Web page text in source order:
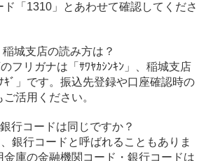
ド「1310」とあわせて確認してくださ
城支店の読み方は？
フリガナは「ｻﾜﾔｶｼﾝｷﾝ」、稲城支店
ｷﾞ」です。振込先登録や口座確認時の
活用ください。
行コードは同じですか？
銀行コードと呼ばれることもありま
金庫の金融機関コード・銀行コードは